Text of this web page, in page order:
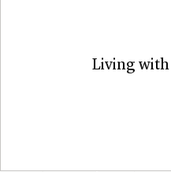
Living with